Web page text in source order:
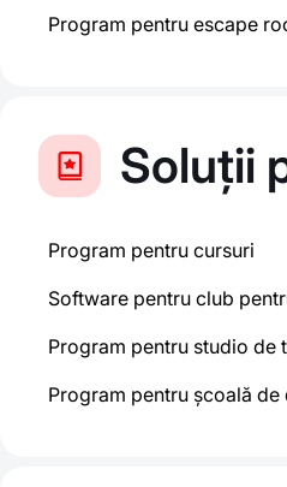
Program pentru escape
Soluții
Program pentru cursuri
Software pentru club
Program pentru studio de
Program pentru școală de